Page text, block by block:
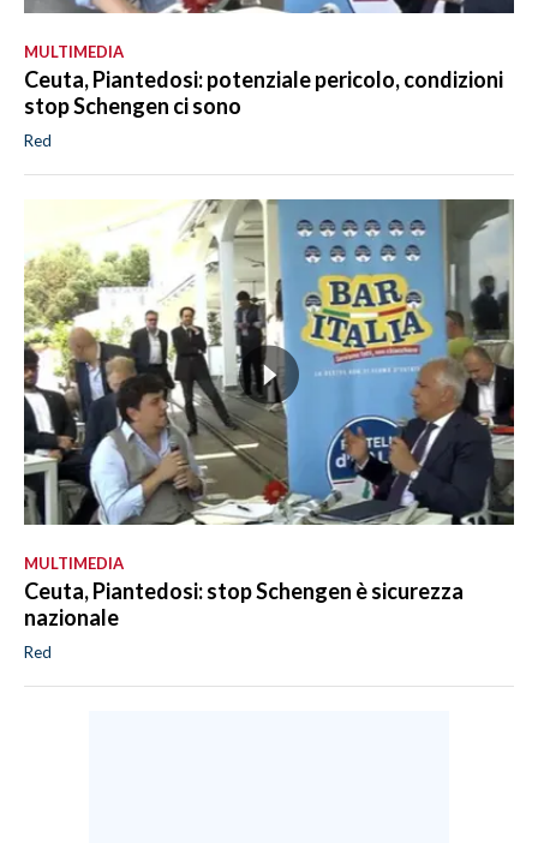
MULTIMEDIA
Ceuta, Piantedosi: potenziale pericolo, condizioni
stop Schengen ci sono
Red
MULTIMEDIA
Ceuta, Piantedosi: stop Schengen è sicurezza
nazionale
Red